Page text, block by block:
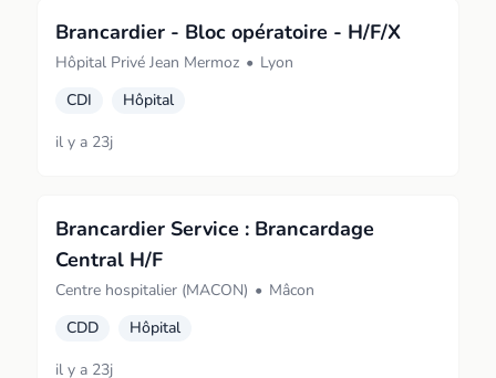
Brancardier - Bloc opératoire - H/F/X
Hôpital Privé Jean Mermoz • Lyon
CDI
Hôpital
il y a 23j
Brancardier Service : Brancardage
Central H/F
Centre hospitalier (MACON) • Mâcon
CDD
Hôpital
il y a 23j